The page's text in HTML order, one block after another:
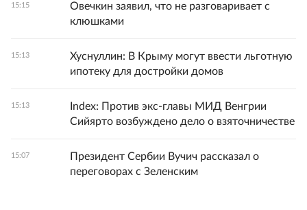
15:15
Овечкин заявил, что не разговаривает с
клюшками
15:13
Хуснуллин: В Крыму могут ввести льготную
ипотеку для достройки домов
15:13
Index: Против экс-главы МИД Венгрии
Сийярто возбуждено дело о взяточничестве
15:07
Президент Сербии Вучич рассказал о
переговорах с Зеленским